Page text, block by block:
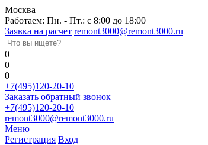
Москва
Работаем: Пн. - Пт.: с 8:00 до 18:00
Заявка на расчет remont3000@remont3000.ru
0
0
0
+7(495)120-20-10
Заказать обратный звонок
+7(495)120-20-10
remont3000@remont3000.ru
Меню
Регистрация Вход